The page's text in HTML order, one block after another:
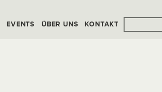
EVENTS ÜBER UNS KONTAKT